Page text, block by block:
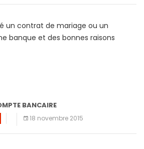
un contrat de mariage ou un
banque et des bonnes raisons
BANCAIRE
18 novembre 2015